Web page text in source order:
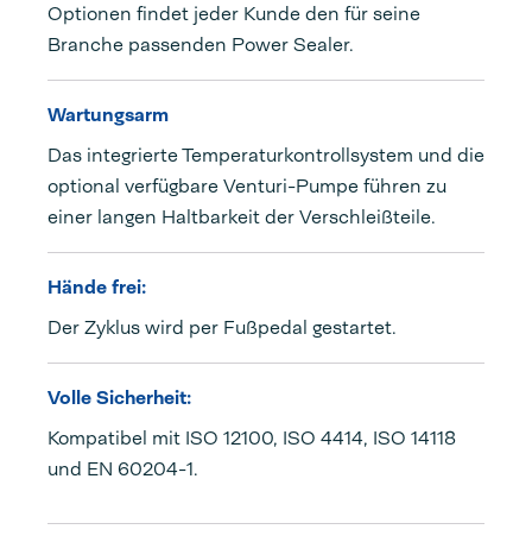
Optionen findet jeder Kunde den für seine
Branche passenden Power Sealer.
Wartungsarm
Das integrierte Temperaturkontrollsystem und die
optional verfügbare Venturi-Pumpe führen zu
einer langen Haltbarkeit der Verschleißteile.
Hände frei:
Der Zyklus wird per Fußpedal gestartet.
Volle Sicherheit:
Kompatibel mit ISO 12100, ISO 4414, ISO 14118
und EN 60204-1.